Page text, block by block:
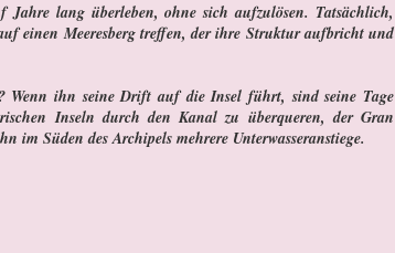
lang überleben, ohne sich aufzulösen. Tatsächlich,
einen Meeresberg treffen, der ihre Struktur aufbricht und
Wenn ihn seine Drift auf die Insel führt, sind seine Tage
Inseln durch den Kanal zu überqueren, der Gran
im Süden des Archipels mehrere Unterwasseranstiege.